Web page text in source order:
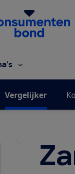
van de
Vergelijker